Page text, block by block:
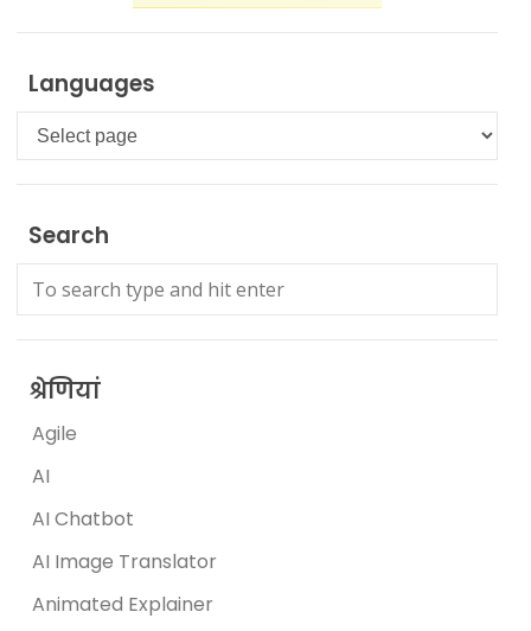
Languages
Languages
Search
श्रेणियां
Agile
AI
AI Chatbot
AI Image Translator
Animated Explainer